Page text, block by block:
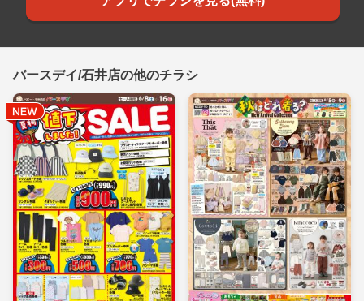
バースデイ/石井店の他のチラシ